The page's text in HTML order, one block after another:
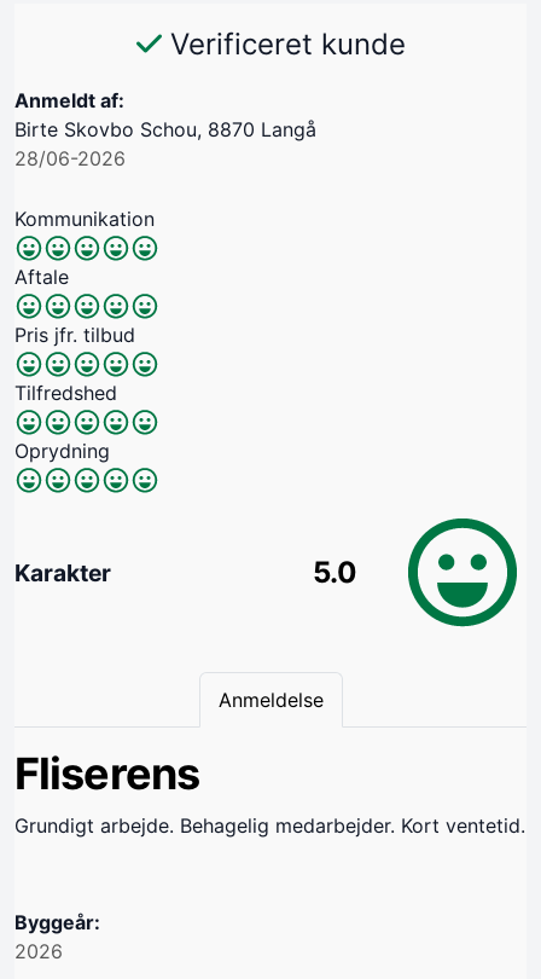
Verificeret kunde
Anmeldt af:
Birte Skovbo Schou, 8870 Langå
28/06-2026
Kommunikation
Aftale
Pris jfr. tilbud
Tilfredshed
Oprydning
Karakter 5.0
Anmeldelse
Fliserens
Grundigt arbejde. Behagelig medarbejder. Kort ventetid.
Byggeår:
2026